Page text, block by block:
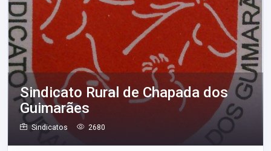
Sindicato Rural de Chapada dos
Guimarães
Sindicatos 2680